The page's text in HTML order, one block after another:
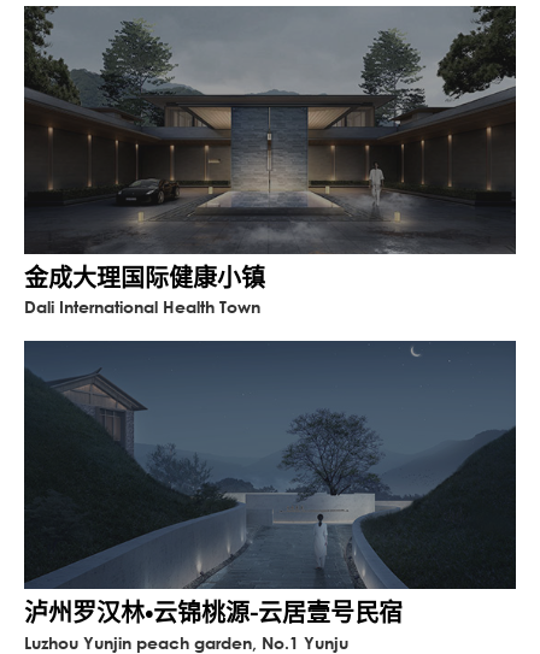
金成大理国际健康小镇
Dali International Health Town
泸州罗汉林•云锦桃源-云居壹号民宿
Luzhou Yunjin peach garden, No.1 Yunju